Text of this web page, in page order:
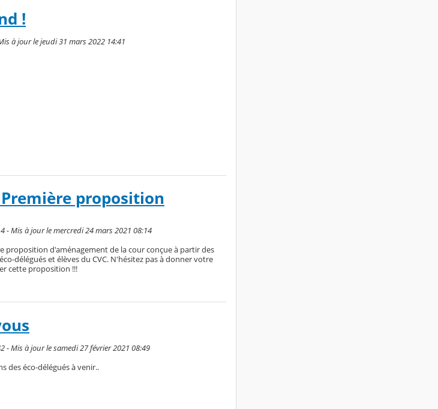
!
à jour le jeudi 31 mars 2022 14:41
proposition
- Mis à jour le mercredi 24 mars 2021 08:14
proposition d'aménagement de la cour conçue à partir des
délégués et élèves du CVC. N'hésitez pas à donner votre
cette proposition !!!
- Mis à jour le samedi 27 février 2021 08:49
des éco-délégués à venir..